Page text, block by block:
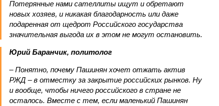
Потерянные нами сателлиты ищут и обретают
новых хозяев, и никакая благодарность или даже
подаренная от щедрот Российского государства
значительная выгода их в этом не могут остановить.
Юрий Баранчик, политолог
– Понятно, почему Пашинян хочет отжать актив
РЖД – в отместку за закрытие российских рынков. Ну
и вообще, чтобы ничего российского в стране не
осталось. Вместе с тем, если маленький Пашинян